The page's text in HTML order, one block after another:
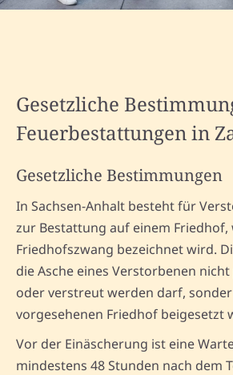
Gesetzliche
Feuerbestattungen in
Gesetzliche Bestimmungen
In Sachsen-Anhalt besteht für
zur Bestattung auf einem Friedhof,
Friedhofszwang bezeichnet wird.
die Asche eines Verstorbenen
oder verstreut werden darf,
vorgesehenen Friedhof beigesetzt
Vor der Einäscherung ist eine
mindestens 48 Stunden nach dem